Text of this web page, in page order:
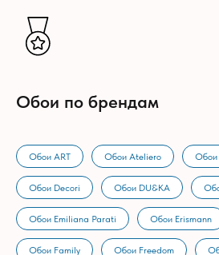
Обои по брендам
Обои ART Обои Ateliero Обои
Обои Decori Обои DU&KA
Обои Emiliana Parati Обои Erismann
Обои Family Обои Freedom